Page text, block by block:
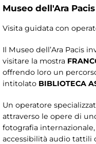
Museo dell'Ara Pacis
Visita guidata con
Il Museo dell’Ara Pacis
visitare la mostra
offrendo loro un
intitolato BIBLIOTECA
Un operatore
attraverso le opere di
fotografia
accessibilità audio tattili